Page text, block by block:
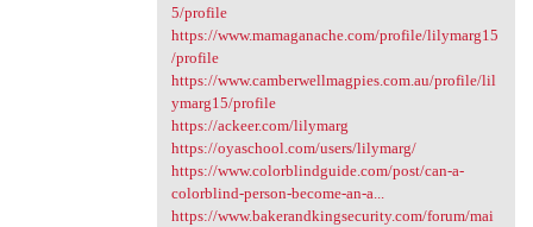
5/profile
https://www.mamaganache.com/profile/lilymarg15
/profile
https://www.camberwellmagpies.com.au/profile/lil
ymarg15/profile
https://ackeer.com/lilymarg
https://oyaschool.com/users/lilymarg/
https://www.colorblindguide.com/post/can-a-
colorblind-person-become-an-a...
https://www.bakerandkingsecurity.com/forum/mai